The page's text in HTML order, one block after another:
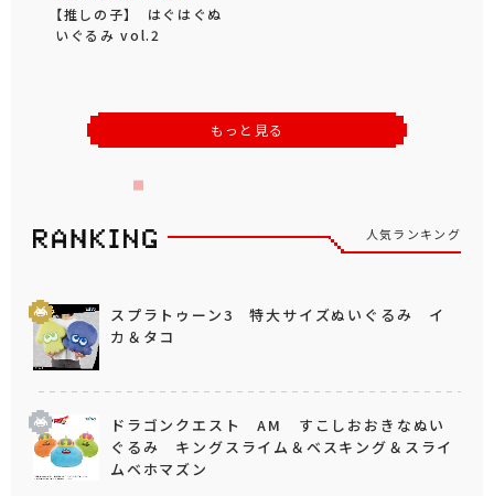
【推しの子】 はぐはぐぬ
いぐるみ vol.2
もっと見る
人気ランキング
スプラトゥーン3 特大サイズぬいぐるみ イ
カ＆タコ
ドラゴンクエスト AM すこしおおきなぬい
ぐるみ キングスライム＆ベスキング＆スライ
ムベホマズン